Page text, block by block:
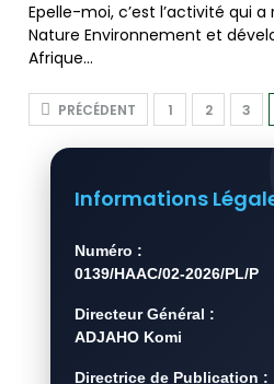
Epelle-moi, c’est l’activité qui a
Nature Environnement et
Afrique…
PRÉCÉDENT 1 2 3
Informations
Numéro :
0139/HAAC/02-2026/PL/P
Directeur Général :
ADJAHO Komi
Directrice de Publication :